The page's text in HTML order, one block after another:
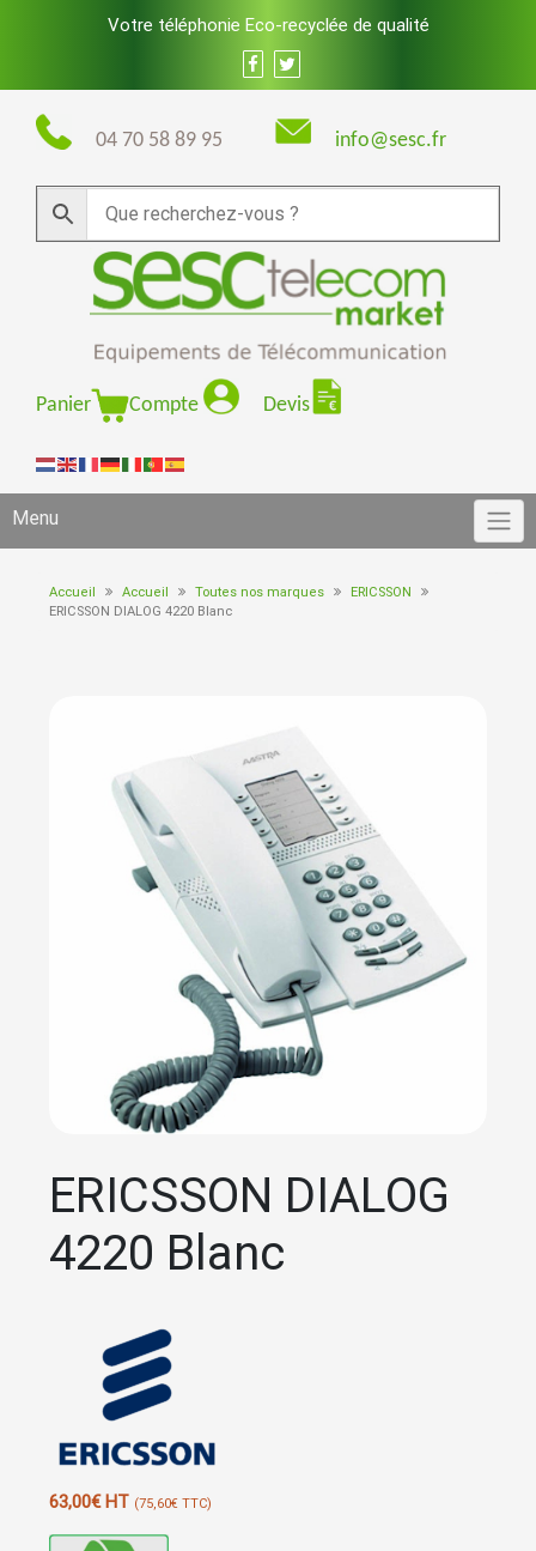
Votre téléphonie Eco-recyclée de qualité
04 70 58 89 95 info@sesc.fr
Panier Compte Devis
Menu
Accueil Accueil Toutes nos marques
ERICSSON
ERICSSON DIALOG 4220 Blanc
ERICSSON DIALOG
4220 Blanc
63,00€HT (75,60€ TTC)